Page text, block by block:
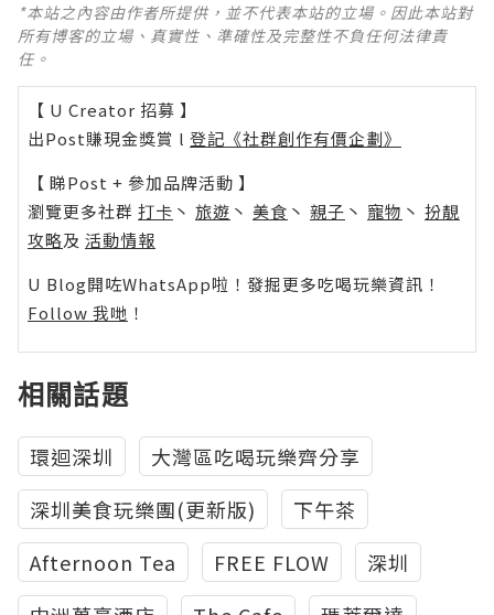
*本站之內容由作者所提供，並不代表本站的立場。因此本站對
所有博客的立場、真實性、準確性及完整性不負任何法律責
任。
【 U Creator 招募 】
出Post賺現金獎賞 l 登記《社群創作有價企劃》
【 睇Post + 參加品牌活動 】
瀏覽更多社群 打卡 丶 旅遊 丶 美食 丶 親子 丶 寵物 丶 扮靚
攻略及 活動情報
U Blog開咗WhatsApp啦！發掘更多吃喝玩樂資訊！
Follow 我哋 ！
相關話題
環迴深圳
大灣區吃喝玩樂齊分享
深圳美食玩樂團(更新版)
下午茶
Afternoon Tea
FREE FLOW
深圳